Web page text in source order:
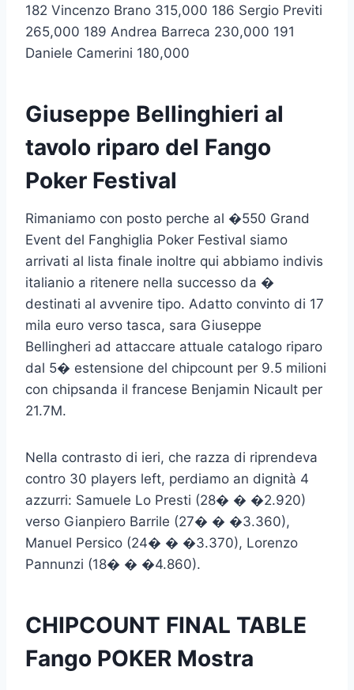
182 Vincenzo Brano 315,000 186 Sergio Previti
265,000 189 Andrea Barreca 230,000 191
Daniele Camerini 180,000
Giuseppe Bellinghieri al
tavolo riparo del Fango
Poker Festival
Rimaniamo con posto perche al �550 Grand
Event del Fanghiglia Poker Festival siamo
arrivati al lista finale inoltre qui abbiamo indivis
italianio a ritenere nella successo da �
destinati al avvenire tipo. Adatto convinto di 17
mila euro verso tasca, sara Giuseppe
Bellingheri ad attaccare attuale catalogo riparo
dal 5� estensione del chipcount per 9.5 milioni
con chipsanda il francese Benjamin Nicault per
21.7M.
Nella contrasto di ieri, che razza di riprendeva
contro 30 players left, perdiamo an dignità 4
azzurri: Samuele Lo Presti (28� � �2.920)
verso Gianpiero Barrile (27� � �3.360),
Manuel Persico (24� � �3.370), Lorenzo
Pannunzi (18� � �4.860).
CHIPCOUNT FINAL TABLE
Fango POKER Mostra